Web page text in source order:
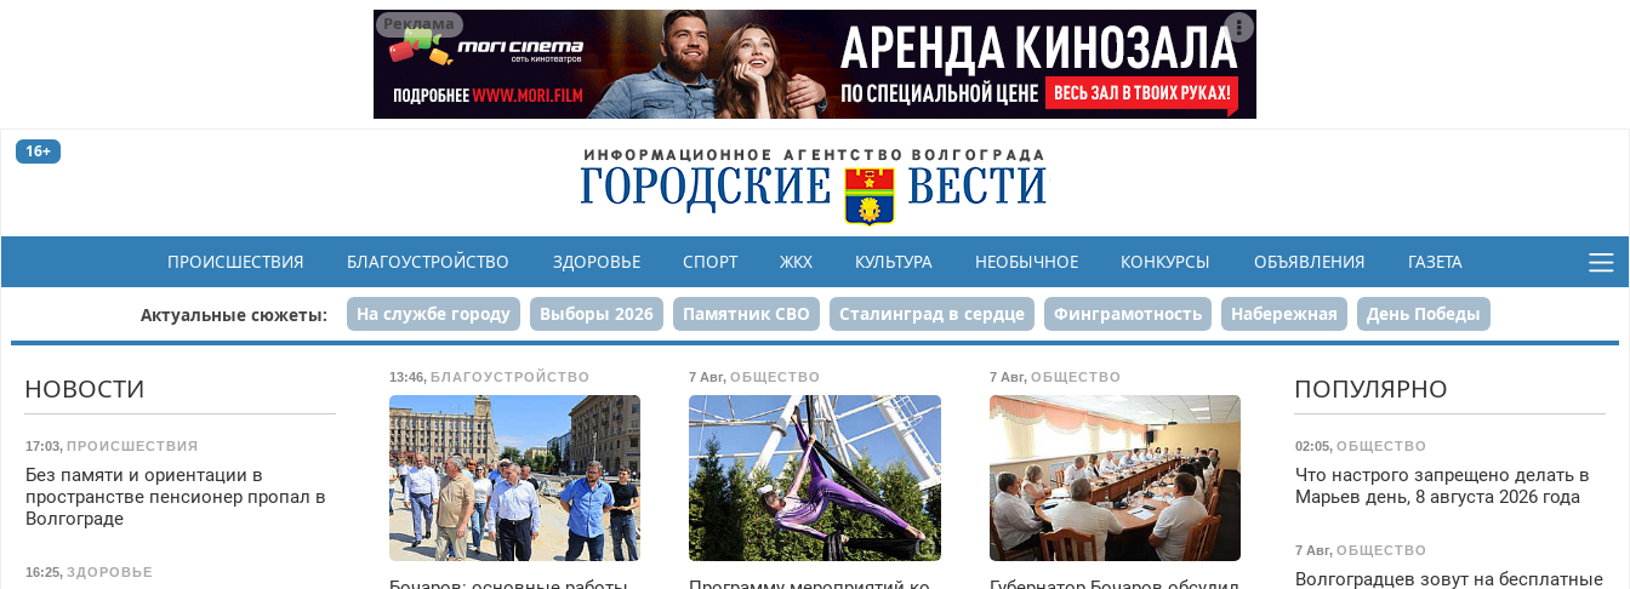
Реклама
16+
ПРОИСШЕСТВИЯ БЛАГОУСТРОЙСТВО ЗДОРОВЬЕ СПОРТ ЖКХ КУЛЬТУРА НЕОБЫЧНОЕ КОНКУРСЫ ОБЪЯВЛЕНИЯ ГАЗЕТА
Актуальные сюжеты: На службе городу Выборы 2026 Памятник СВО Сталинград в сердце Финграмотность Набережная День Победы
Реконструкция ЦПКиО 80-летие Победы Парк Героев-летчиков
13:46, БЛАГОУСТРОЙСТВО 7 Авг,ОБЩЕСТВО 7 Авг, ОБЩЕСТВО
НОВОСТИ
17:03, ПРОИСШЕСТВИЯ
Без памяти и ориентации в
пространстве пенсионер пропал в
Волгограде
16:25, ЗДОРОВЬЕ
ПОПУЛЯРНО
02:05, ОБЩЕСТВО
Что настрого запрещено делать в
Марьев день, 8 августа 2026 года
7 Авг, ОБЩЕСТВО
Волгоградцев зовут на бесплатные